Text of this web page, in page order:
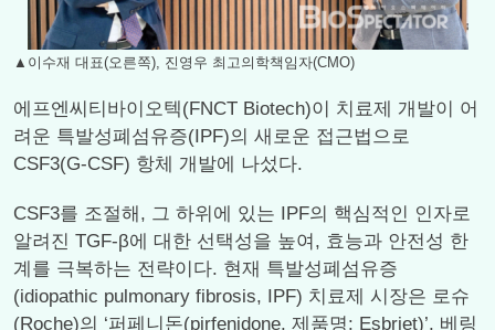
▲이수재 대표(오른쪽), 진영우 최고의학책임자(CMO)
에프엔씨티바이오텍(FNCT Biotech)이 치료제 개발이 어
려운 특발성폐섬유증(IPF)의 새로운 접근법으로
CSF3(G-CSF) 항체 개발에 나섰다.
CSF3를 조절해, 그 하위에 있는 IPF의 핵심적인 인자로
알려진 TGF-β에 대한 선택성을 높여, 효능과 안전성 한
계를 극복하는 전략이다. 현재 특발성폐섬유증
(idiopathic pulmonary fibrosis, IPF) 치료제 시장은 로슈
(Roche)의 ‘퍼페니돈(pirfenidone, 제품명: Esbriet)’, 베링